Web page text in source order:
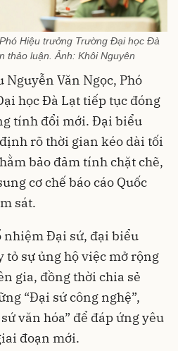
Hiệu trưởng Trường Đại học Đà
thảo luận. Ảnh: Khôi Nguyên
Văn Ngọc, Phó
học Đà Lạt tiếp tục đóng
tính đổi mới. Đại biểu
rõ thời gian kéo dài tối
bảo đảm tính chặt chẽ,
cơ chế báo cáo Quốc
sát.
nhiệm Đại sứ, đại biểu
tỏ sự ủng hộ việc mở rộng
gia, đồng thời chia sẻ
“Đại sứ công nghệ”,
văn hóa” để đáp ứng yêu
đoạn mới.